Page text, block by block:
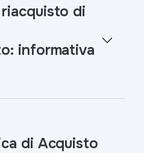
di
informativa
di Acquisto